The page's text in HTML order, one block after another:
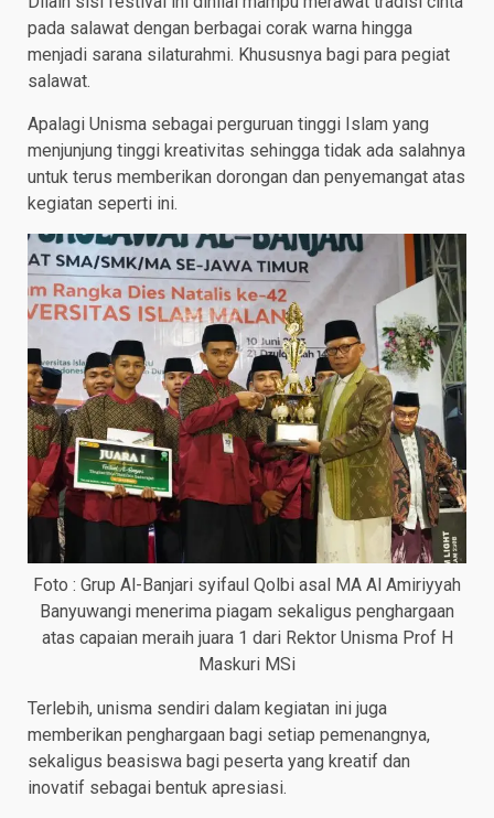
pada salawat dengan berbagai corak warna hingga
menjadi sarana silaturahmi. Khususnya bagi para pegiat
salawat.
Apalagi Unisma sebagai perguruan tinggi Islam yang
menjunjung tinggi kreativitas sehingga tidak ada salahnya
untuk terus memberikan dorongan dan penyemangat atas
kegiatan seperti ini.
Foto : Grup Al-Banjari syifaul Qolbi asal MA Al Amiriyyah
Banyuwangi menerima piagam sekaligus penghargaan
atas capaian meraih juara 1 dari Rektor Unisma Prof H
Maskuri MSi
Terlebih, unisma sendiri dalam kegiatan ini juga
memberikan penghargaan bagi setiap pemenangnya,
sekaligus beasiswa bagi peserta yang kreatif dan
inovatif sebagai bentuk apresiasi.